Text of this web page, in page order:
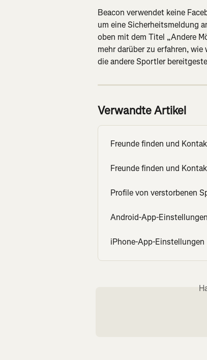
Beacon verwendet keine
um eine Sicherheitsmeldung
oben mit dem Titel „Andere
mehr darüber zu erfahren,
die andere Sportler
Verwandte Artikel
Freunde finden und
Freunde finden und
Profile von verstorbenen
Android-App-Einstellungen
iPhone-App-Einstellungen